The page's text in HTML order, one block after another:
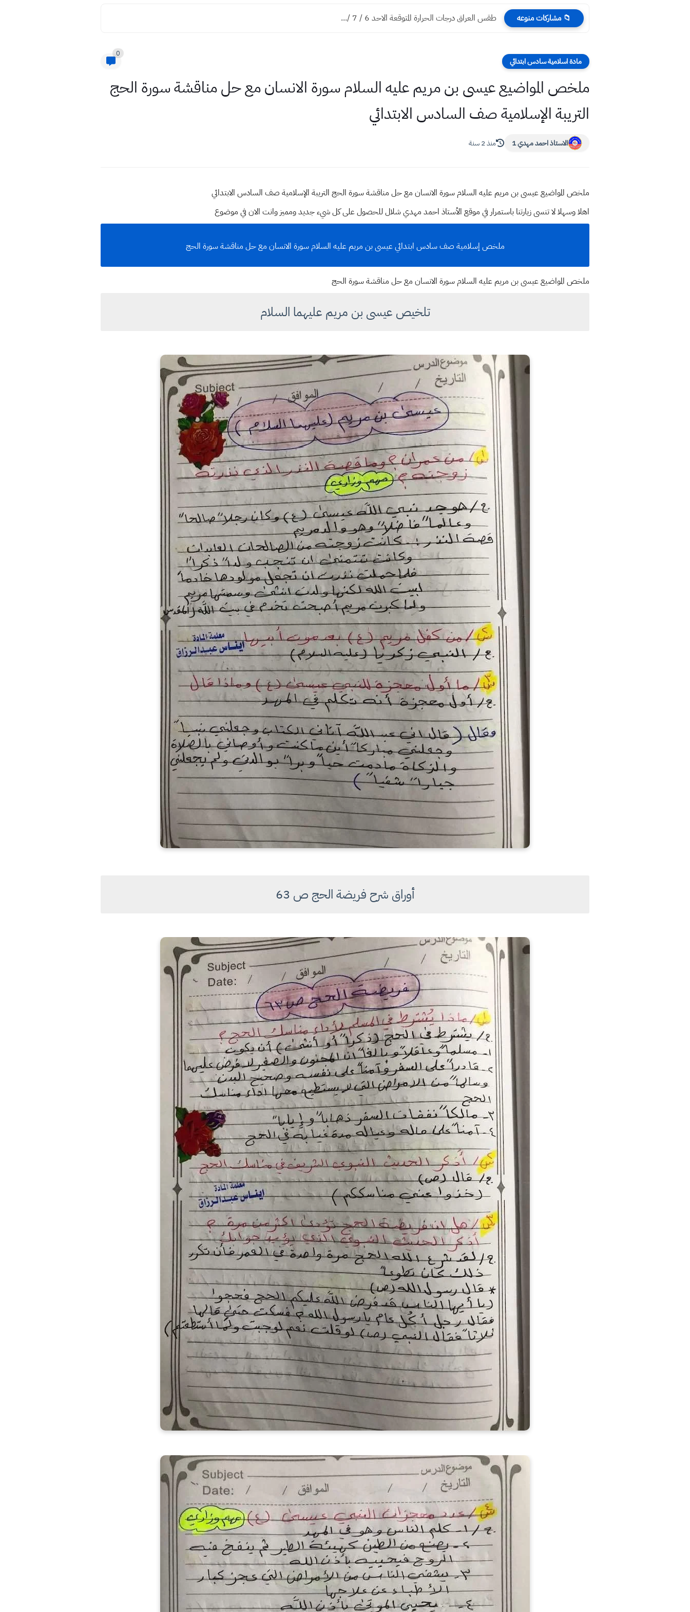
📁 مشاركات منوعه طقس العراق درجات الحرارة المتوقعة الاحد 6 / 7 /...
مادة اسلامية سادس ابتدائي
0
ملخص المواضيع عيسى بن مريم عليه السلام سورة الانسان مع حل مناقشة سورة الحج
التريبة الإسلامية صف السادس الابتدائي
الاستاذ احمد مهدي 1 منذ 2 سنة
ملخص المواضيع عيسى بن مريم عليه السلام سورة الانسان مع حل مناقشة سورة الحج التريبة الإسلامية صف السادس الابتدائي
اهلا وسهلالا تنسى زيارتنا باستمرار في موقع الأستاذ احمد مهدي شلال للحصول على كل شيء جديد ومميز وانت الان في موضوع
ملخص إسلامية صف سادس ابتدائي عيسى بن مريم عليه السلام سورة الانسان مع حل مناقشة سورة الحج
ملخص المواضيع عيسى بن مريم عليه السلام سورة الانسان مع حل مناقشة سورة الحج
تلخيص عيسى بن مريم عليهما السلام
أوراق شرح فريضة الحج ص 63